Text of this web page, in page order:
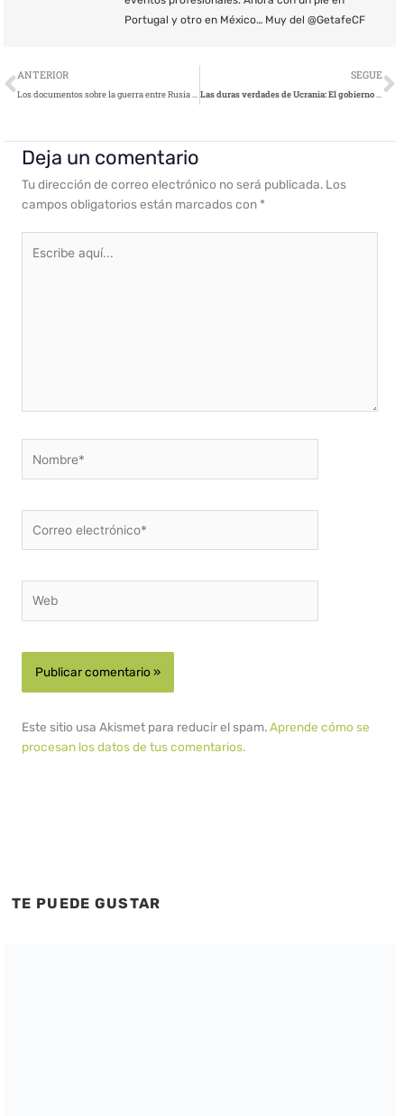
Portugal y otro en México… Muy del @GetafeCF
Ant
ANTERIOR
Los documentos sobre la guerra entre Rusia y Ucrania se convierten en un señuelo para el ciberespionaje￼
SEGUE
Las duras verdades de Ucrania: El gobierno no puede salvarnos en la ciberguerra
Deja un comentario
Tu dirección de correo electrónico no será publicada. Los
campos obligatorios están marcados con *
aquí...
electrónico*
Este sitio usa Akismet para reducir el spam.Aprende cómo se
procesan los datos de tus comentarios.
TE PUEDE GUSTAR